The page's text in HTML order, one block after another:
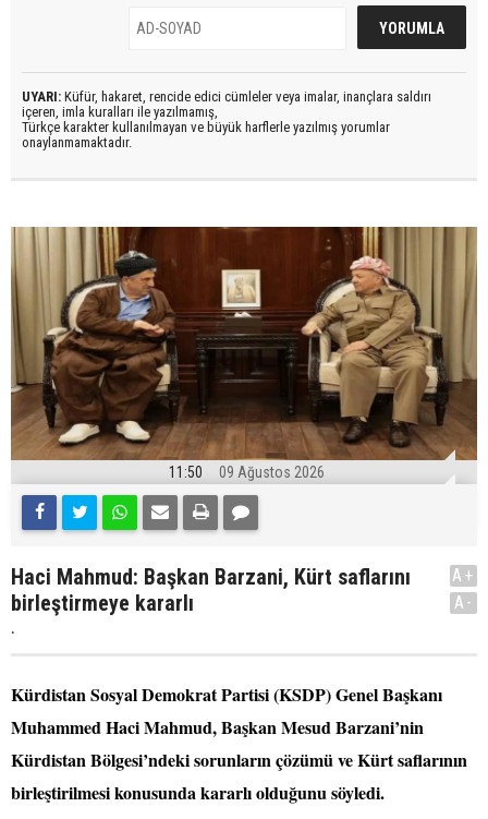
UYARI: Küfür, hakaret, rencide edici cümleler veya imalar, inançlara saldırı
içeren, imla kuralları ile yazılmamış,
Türkçe karakter kullanılmayan ve büyük harflerle yazılmış yorumlar
onaylanmamaktadır.
11:50 09 Ağustos 2026
Haci Mahmud: Başkan Barzani, Kürt saflarını
birleştirmeye kararlı
.
A+
A-
Kürdistan Sosyal Demokrat Partisi (KSDP) Genel Başkanı
Muhammed Haci Mahmud, Başkan Mesud Barzani’nin
Kürdistan Bölgesi’ndeki sorunların çözümü ve Kürt saflarının
birleştirilmesi konusunda kararlı olduğunu söyledi.